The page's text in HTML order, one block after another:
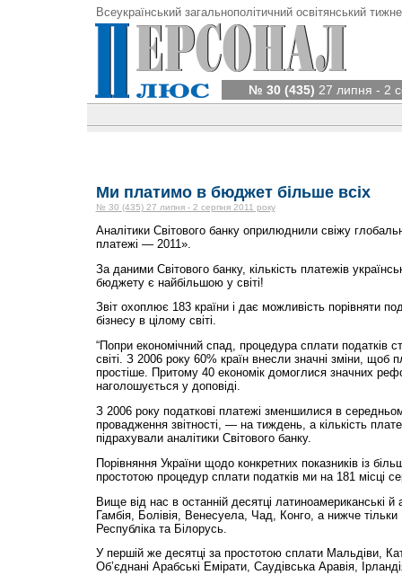
Всеукраїнський загальнополітичний освітянський
№ 30 (435) 27 липня - 2
Ми платимо в бюджет більше всіх
№ 30 (435) 27 липня - 2 серпня 2011 року
Аналітики Світового банку оприлюднили свіжу
платежі — 2011».
За даними Світового банку, кількість платежів
бюджету є найбільшою у світі!
Звіт охоплює 183 країни і дає можливість порівняти
бізнесу в цілому світі.
“Попри економічний спад, процедура сплати податків
світі. З 2006 року 60% країн внесли значні зміни, щоб
простіше. Притому 40 економік домоглися значних
наголошується у доповіді.
З 2006 року податкові платежі зменшилися в
провадження звітності, — на тиждень, а кількість
підрахували аналітики Світового банку.
Порівняння України щодо конкретних показників із
простотою процедур сплати податків ми на 181 місці
Вище від нас в останній десятці латиноамериканські
Гамбія, Болівія, Венесуела, Чад, Конго, а нижче
Республіка та Білорусь.
У першій же десятці за простотою сплати Мальдіви,
Об’єднані Арабські Емірати, Саудівська Аравія,